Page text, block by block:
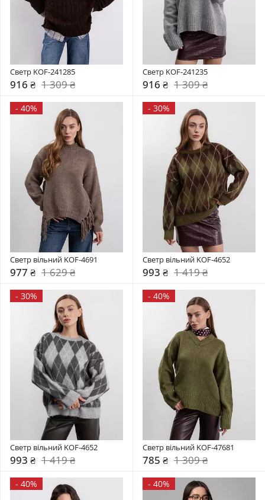
Светр KOF-241285
916 ₴ 1 309 ₴
Светр KOF-241235
916 ₴ 1 309 ₴
- 40%
Светр вільний KOF-4691
977 ₴ 1 629 ₴
- 30%
Светр вільний KOF-4652
993 ₴ 1 419 ₴
- 30%
Светр вільний KOF-4652
993 ₴ 1 419 ₴
- 40%
Светр вільний KOF-47681
785 ₴ 1 309 ₴
- 40% - 40%